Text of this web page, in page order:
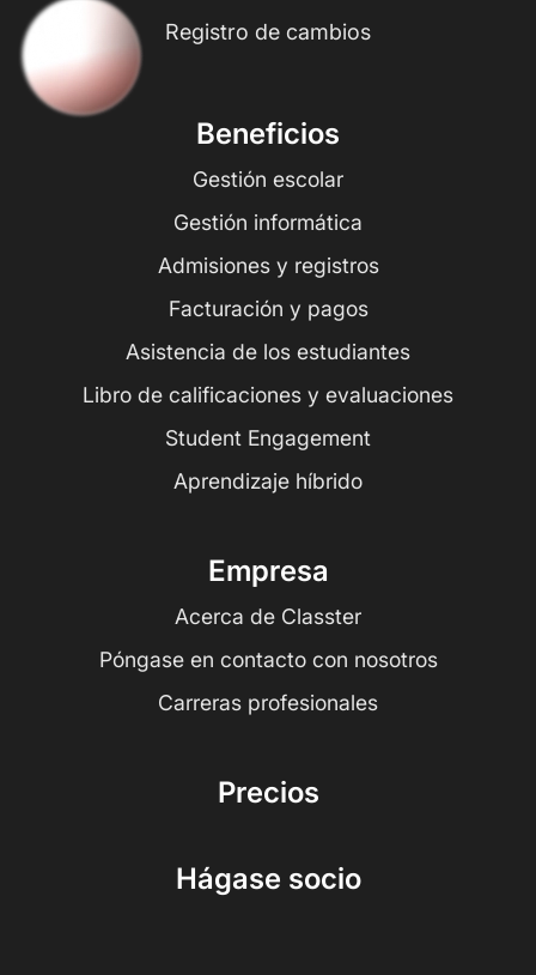
Registro de cambios
Beneficios
Gestión escolar
Gestión informática
Admisiones y registros
Facturación y pagos
Asistencia de los estudiantes
Libro de calificaciones y evaluaciones
Student Engagement
Aprendizaje híbrido
Empresa
Acerca de Classter
Póngase en contacto con nosotros
Carreras profesionales
Precios
Hágase socio